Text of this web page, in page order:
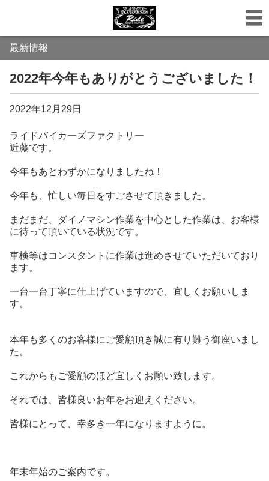
最新情報
2022年今年もありがとうございました！
2022年12月29日
ライドバイカーズファクトリー
近藤です。
今年もあとわずかになりましたね！
今年も、忙しい毎日をすごさせて頂きました。
まだまだ、ダイノマシン作業を中心とした作業は、お客様
に待って頂いている状況です。
車検等はコンスタントに作業は進めさせていただいており
ます。
一台一台丁寧に仕上げていますので、宜しくお願いしま
す。
本年も多くのお客様にご愛顧頂き誠に有り難う御座いまし
た。
これからもご愛顧のほど宜しくお願い致します。
それでは、皆様良いお年をお迎えください。
皆様にとって、幸多き一年になりますように。
年末年始のご案内です。